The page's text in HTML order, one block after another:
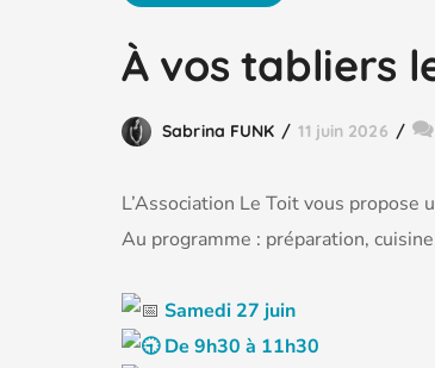
À vos tabliers
Sabrina FUNK 11 juin 2026
L’Association Le Toit vous propose
Au programme : préparation,
Samedi 27 juin
De 9h30 à 11h30